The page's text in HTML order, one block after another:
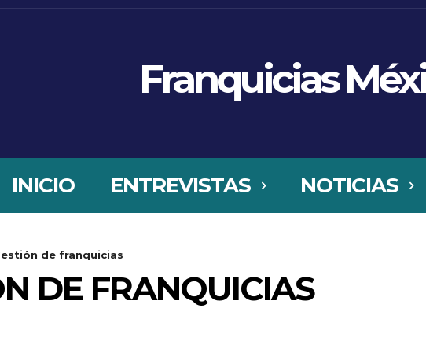
Franquicias
INICIO ENTREVISTAS NOTICIAS
de franquicias
DE FRANQUICIAS